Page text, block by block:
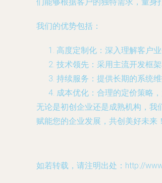
我们的优势包括：
高度定制化：深入理解客户
技术领先：采用主流开发框
持续服务：提供长期的系统
成本优化：合理的定价策略
无论是初创企业还是成熟机构，我
赋能您的企业发展，共创美好未来！
如若转载，请注明出处：http://